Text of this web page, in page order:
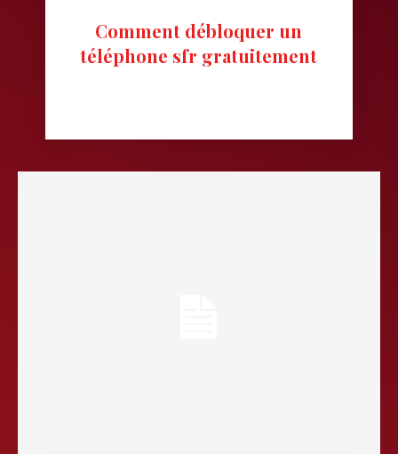
Comment débloquer un
téléphone sfr gratuitement